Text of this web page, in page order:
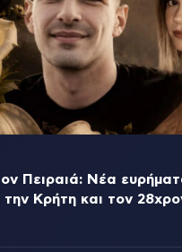
Πειραιά: Νέα
Κρήτη και τον